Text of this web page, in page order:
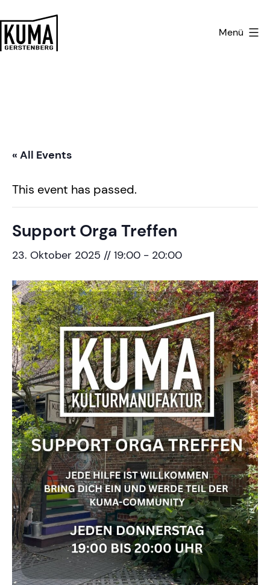
Inhalt
springen
Menü
« All Events
This event has passed.
Support Orga Treffen
23. Oktober 2025 // 19:00 - 20:00